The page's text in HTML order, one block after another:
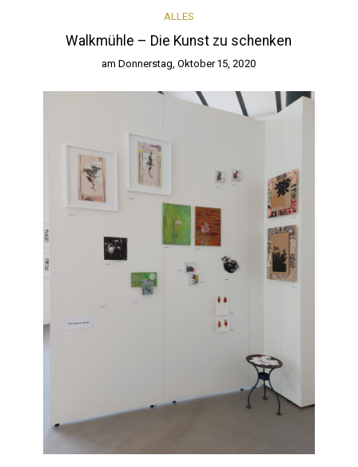
ALLES
Walkmühle – Die Kunst zu schenken
am Donnerstag, Oktober 15, 2020